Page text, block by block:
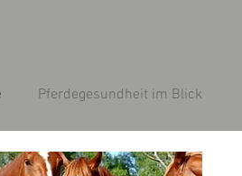
Pferdegesundheit im Blick